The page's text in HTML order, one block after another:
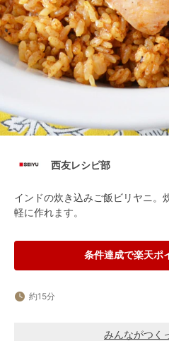
西友レシピ部
インドの炊き込みご飯ビリヤニ。
軽に作れます。
条件達成で楽天ポ
約15分
みんながつく